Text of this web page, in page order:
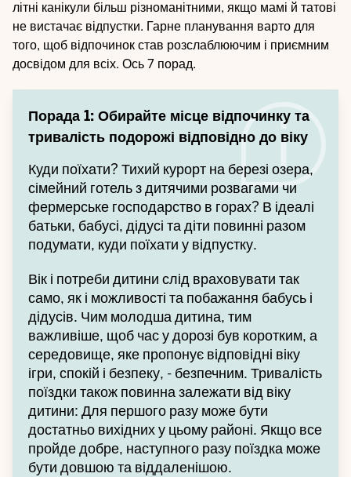
літні канікули більш різноманітними, якщо мамі й татові
не вистачає відпустки. Гарне планування варто для
того, щоб відпочинок став розслаблюючим і приємним
досвідом для всіх. Ось 7 порад.
Порада 1: Обирайте місце відпочинку та
тривалість подорожі відповідно до віку
Куди поїхати? Тихий курорт на березі озера,
сімейний готель з дитячими розвагами чи
фермерське господарство в горах? В ідеалі
батьки, бабусі, дідусі та діти повинні разом
подумати, куди поїхати у відпустку.
Вік і потреби дитини слід враховувати так
само, як і можливості та побажання бабусь і
дідусів. Чим молодша дитина, тим
важливіше, щоб час у дорозі був коротким, а
середовище, яке пропонує відповідні віку
ігри, спокій і безпеку, - безпечним. Тривалість
поїздки також повинна залежати від віку
дитини: Для першого разу може бути
достатньо вихідних у цьому районі. Якщо все
пройде добре, наступного разу поїздка може
бути довшою та віддаленішою.